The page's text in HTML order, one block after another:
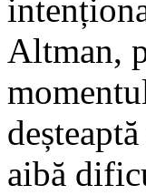
Altman,
aibă